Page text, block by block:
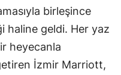
birleşince
haline geldi. Her yaz
heyecanla
İzmir Marriott,